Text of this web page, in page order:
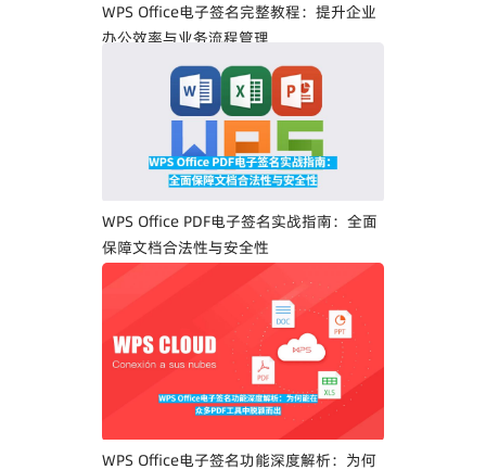
WPS Office电子签名完整教程：提升企业
办公效率与业务流程管理
WPS Office PDF电子签名实战指南：全面
保障文档合法性与安全性
WPS Office电子签名功能深度解析：为何